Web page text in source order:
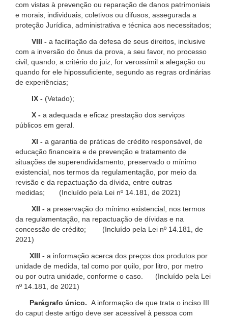
com vistas à prevenção ou reparação de danos patrimoniais
e morais, individuais, coletivos ou difusos, assegurada a
proteção Jurídica, administrativa e técnica aos necessitados;
VIII - a facilitação da defesa de seus direitos, inclusive
com a inversão do ônus da prova, a seu favor, no processo
civil, quando, a critério do juiz, for verossímil a alegação ou
quando for ele hipossuficiente, segundo as regras ordinárias
de experiências;
IX - (Vetado);
X - a adequada e eficaz prestação dos serviços
públicos em geral.
XI - a garantia de práticas de crédito responsável, de
educação financeira e de prevenção e tratamento de
situações de superendividamento, preservado o mínimo
existencial, nos termos da regulamentação, por meio da
revisão e da repactuação da dívida, entre outras
medidas; (Incluído pela Lei nº 14.181, de 2021)
XII - a preservação do mínimo existencial, nos termos
da regulamentação, na repactuação de dívidas e na
concessão de crédito; (Incluído pela Lei nº 14.181, de
2021)
XIII - a informação acerca dos preços dos produtos por
unidade de medida, tal como por quilo, por litro, por metro
ou por outra unidade, conforme o caso. (Incluído pela Lei
nº 14.181, de 2021)
Parágrafo único. A informação de que trata o inciso III
do caput deste artigo deve ser acessível à pessoa com